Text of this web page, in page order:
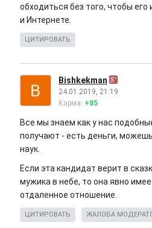
обходиться без того, чтобы
и Интернете.
ЦИТИРОВАТЬ
Bishkekman
24.01.2019, 21:19
Карма: +85
Все мы знаем как у нас
получают - есть деньги,
наук.
Если эта кандидат верит в
мужика в небе, то она явно
отдаленное отношение.
ЦИТИРОВАТЬ ЖАЛОБА